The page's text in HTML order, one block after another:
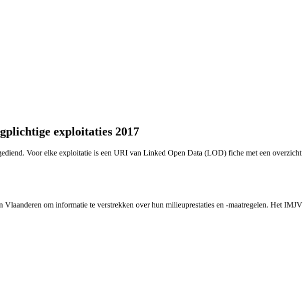
exploitaties 2017
Voor elke exploitatie is een URI van Linked Open Data (LOD) fiche met een overzicht
om informatie te verstrekken over hun milieuprestaties en -maatregelen. Het IMJV